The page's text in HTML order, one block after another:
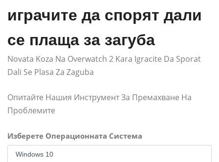
играчите да спорят дали
се плаща за загуба
Novata Koza Na Overwatch 2 Kara Igracite Da Sporat
Dali Se Plasa Za Zaguba
Опитайте Нашия Инструмент За Премахване На
Проблемите
Изберете Операционната Система